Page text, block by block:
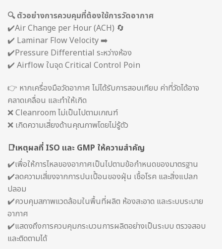
🔍 ตัวอย่างการควบคุมที่ต้องใช้การวัดอากาศ
✔️Air Change per Hour (ACH) 🔄
✔️ Laminar Flow Velocity ➡️
✔️Pressure Differential ระหว่างห้อง
✔️ Airflow ในจุด Critical Control Poin
👉 หากเครื่องมือวัดอากาศ ไม่ได้รับการสอบเทียบ ค่าที่วัดได้อาจ
คลาดเคลื่อน และทำให้เกิด
❌ Cleanroom ไม่เป็นไปตามเกณฑ์
❌ เกิดความเสี่ยงด้านคุณภาพโดยไม่รู้ตัว
📑เหตุผลที่ ISO และ GMP ให้ความสำคัญ
✔️เพื่อให้การไหลของอากาศเป็นไปตามข้อกำหนดของมาตรฐาน
✔️ลดความเสี่ยงจากการปนเปื้อนของฝุ่น เชื้อโรค และสิ่งแปลก
ปลอม
✔️ควบคุมสภาพแวดล้อมในพื้นที่ผลิต ห้องสะอาด และระบบระบาย
อากาศ
✔️แสดงถึงการควบคุมกระบวนการผลิตอย่างเป็นระบบ ตรวจสอบ
และติดตามได้